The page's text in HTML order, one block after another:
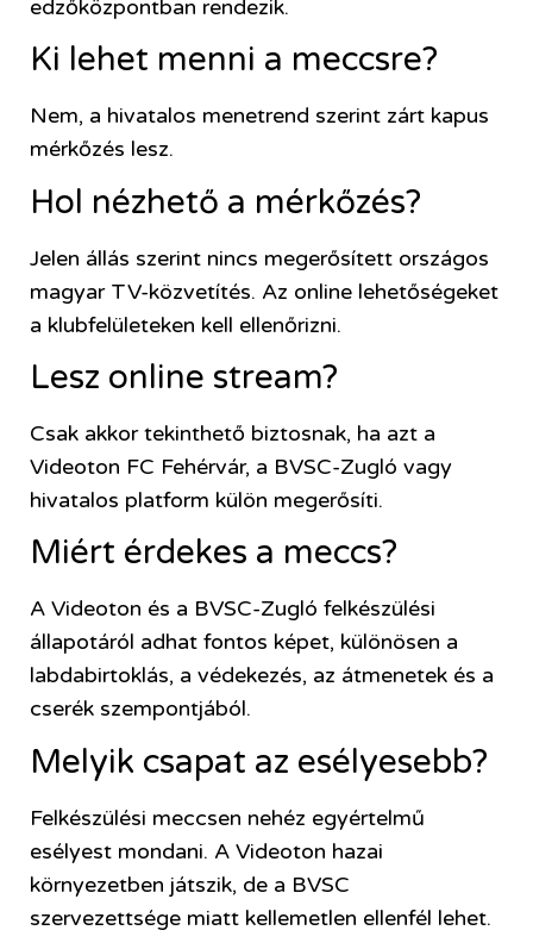
edzőközpontban rendezik.
Ki lehet menni a meccsre?
Nem, a hivatalos menetrend szerint zárt kapus
mérkőzés lesz.
Hol nézhető a mérkőzés?
Jelen állás szerint nincs megerősített országos
magyar TV-közvetítés. Az online lehetőségeket
a klubfelületeken kell ellenőrizni.
Lesz online stream?
Csak akkor tekinthető biztosnak, ha azt a
Videoton FC Fehérvár, a BVSC-Zugló vagy
hivatalos platform külön megerősíti.
Miért érdekes a meccs?
A Videoton és a BVSC-Zugló felkészülési
állapotáról adhat fontos képet, különösen a
labdabirtoklás, a védekezés, az átmenetek és a
cserék szempontjából.
Melyik csapat az esélyesebb?
Felkészülési meccsen nehéz egyértelmű
esélyest mondani. A Videoton hazai
környezetben játszik, de a BVSC
szervezettsége miatt kellemetlen ellenfél lehet.